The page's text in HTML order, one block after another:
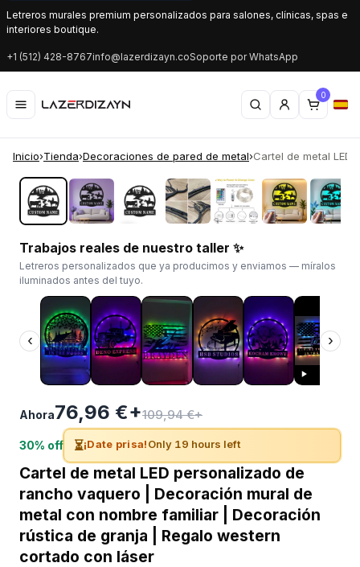
Letreros murales premium personalizados para salones, clínicas, spas e
interiores boutique.
+1 (512) 428-8767info@lazerdizayn.coSoporte por WhatsApp
0
Inicio›Tienda›Decoraciones de pared de metal›Cartel de metal LED
‹ ›
Trabajos reales de nuestro taller ✨
Letreros personalizados que ya producimos y enviamos — míralos
iluminados antes del tuyo.
‹ ›
Ahora76,96 €+109,94 €+
30% off ⏳¡Date prisa!Only 19 hours left
Cartel de metal LED personalizado de
rancho vaquero | Decoración mural de
metal con nombre familiar | Decoración
rústica de granja | Regalo western
cortado con láser